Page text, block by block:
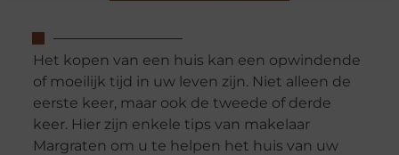
Het kopen van een huis kan een opwindende
of moeilijk tijd in uw leven zijn. Niet alleen de
eerste keer, maar ook de tweede of derde
keer. Hier zijn enkele tips van makelaar
Margraten om u te helpen het huis van uw